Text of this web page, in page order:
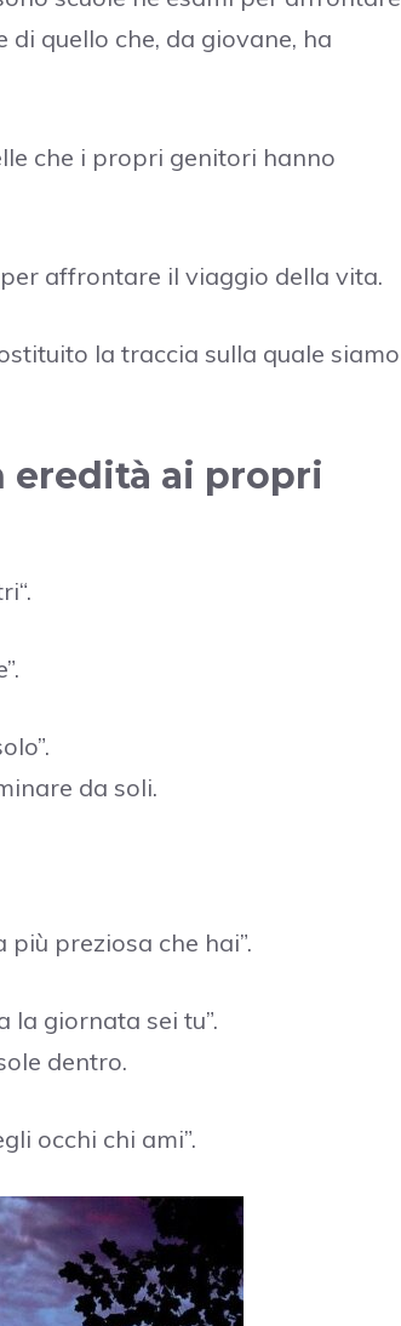
quello che, da giovane, ha
che i propri genitori hanno
affrontare il viaggio della vita.
la traccia sulla quale siamo
eredità ai propri
da soli.
più preziosa che hai”.
la giornata sei tu”.
dentro.
occhi chi ami”.